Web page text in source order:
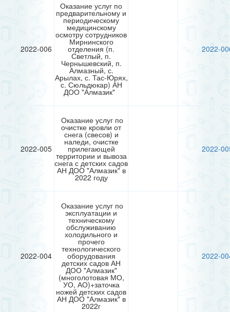
2022-006
Оказание услуг по
предварительному и
периодическому
медицинскому
осмотру сотрудников
Мирнинского
отделения (п.
Светлый, п.
Чернышевский, п.
Алмазный, с.
Арылах, с. Тас-Юрях,
с. Сюльдюкар) АН
ДОО "Алмазик"
2022-
2022-005
Оказание услуг по
очистке кровли от
снега (свесов) и
наледи, очистке
прилегающей
территории и вывоза
снега с детских садов
АН ДОО "Алмазик" в
2022 году
2022-
2022-004
Оказание услуг по
эксплуатации и
техническому
обслуживанию
холодильного и
прочего
технологического
оборудования
детских садов АН
ДОО "Алмазик"
(многолотовая МО,
УО, АО)+заточка
ножей детских садов
АН ДОО "Алмазик" в
2022г
2022-